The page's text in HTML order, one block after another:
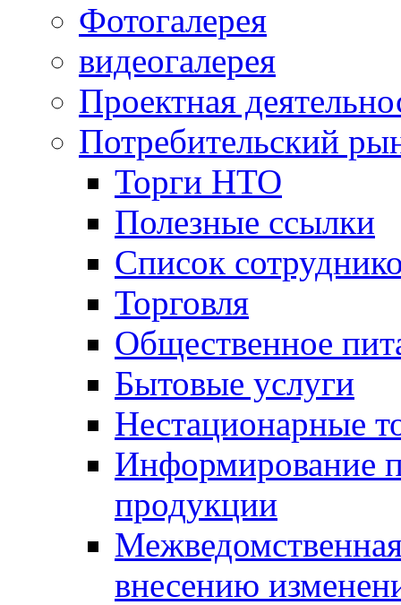
Фотогалерея
видеогалерея
Проектная
Потребительский
Торги НТО
Полезные ссылки
Список
Торговля
Общественное
Бытовые услуги
Нестационарные
Информирование
продукции
внесению